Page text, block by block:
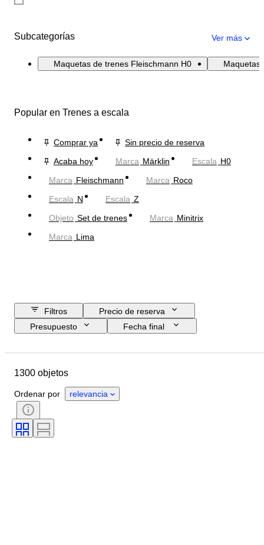
Subcategorías Ver más
Maquetas de trenes Fleischmann H0 Maquetas
Popular en Trenes a escala
Comprar ya
Sin precio de reserva
Acaba hoy
Marca Märklin Escala H0
Marca Fleischmann Marca Roco
Escala N Escala Z
Objeto Set de trenes Marca Minitrix
Marca Lima
Filtros
Precio de reserva
Presupuesto
Fecha final
Estado
Estilo
Escala
Control
Fuente de alimentación
Empresa ferroviaria
1300 objetos
Ordenar por relevancia